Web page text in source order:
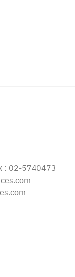
: 02-5740473